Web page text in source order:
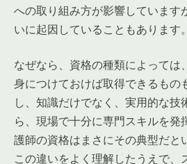
への取り組み方が影響しています
いに起因していることもあります。
なぜなら、資格の種類によっては
身につけておけば取得できるもの
し、知識だけでなく、実用的な技
ら、現場で十分に専門スキルを発
護師の資格はまさにその典型だと
この違いをよく理解したうえで、